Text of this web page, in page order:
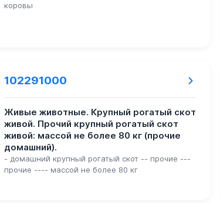
коровы
102291000
Живые животные. Крупный рогатый скот
живой. Прочий крупный рогатый скот
живой: массой не более 80 кг (прочие
домашний).
- домашний крупный рогатый скот -- прочие ---
прочие ---- массой не более 80 кг